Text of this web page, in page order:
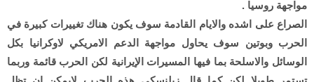
مواجهة روسيا .
الصراع على اشده والايام القادمة سوف يكون هناك تغييرات كبيرة في
الحرب وبوتين سوف يحاول مواجهة الدعم الامريكي لاوكرانيا بكل
الوسائل والاسلحة بما فيها المسيرات الإيرانية لكن الحرب قائمة وربما